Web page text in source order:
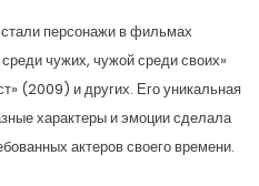
персонажи в фильмах
чужих, чужой среди своих»
(2009) и других. Его уникальная
характеры и эмоции сделала
актеров своего времени.